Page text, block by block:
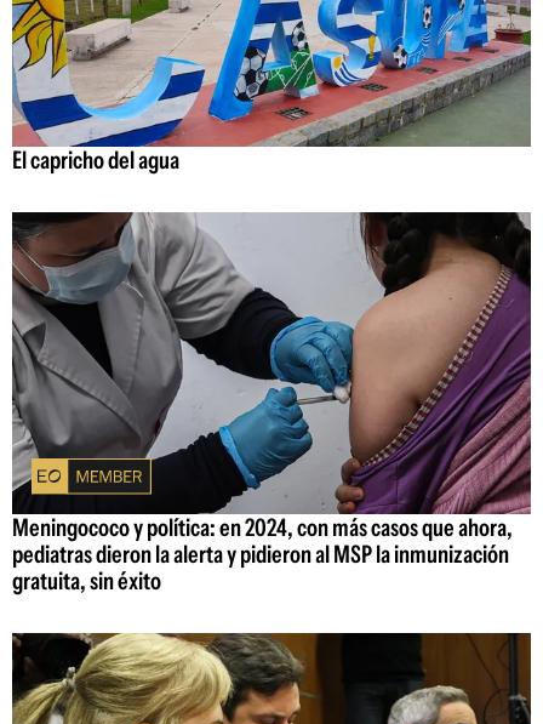
El capricho del agua
Meningococo y política: en 2024, con más casos que ahora,
pediatras dieron la alerta y pidieron al MSP la inmunización
gratuita, sin éxito